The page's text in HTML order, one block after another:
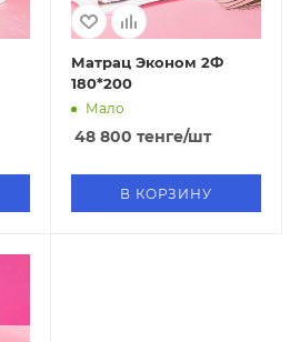
Матрац Эконом 2Ф
180*200
Мало
48 800 тенге/шт
В КОРЗИНУ